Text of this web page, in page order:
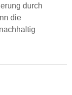
durch
die